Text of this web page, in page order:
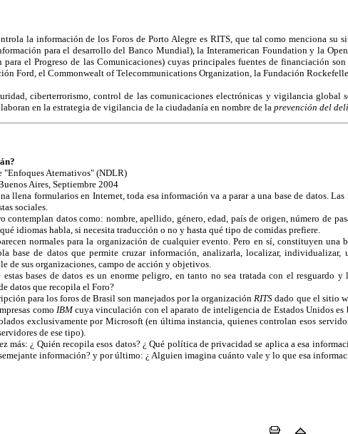
la información de los Foros de Porto Alegre es RITS, que tal como menciona
para el desarrollo del Banco Mundial), la Interamerican Foundation y la
el Progreso de las Comunicaciones) cuyas principales fuentes de financiación
Ford, el Commonwealt of Telecommunications Organization, la Fundación
ciberterrorismo, control de las comunicaciones electrónicas y vigilancia
en la estrategia de vigilancia de la ciudadanía en nombre de la prevención del
"Enfoques Aternativos" (NDLR)
Aires, Septiembre 2004
llena formularios en Internet, toda esa información va a parar a una base de datos.
sociales.
contemplan datos como: nombre, apellido, género, edad, país de origen, número de
idiomas habla, si necesita traducción o no y hasta qué tipo de comidas prefiere.
normales para la organización de cualquier evento. Pero en sí, constituyen
base de datos que permite cruzar información, analizarla, localizar,
de sus organizaciones, campo de acción y objetivos.
estas bases de datos es un enorme peligro, en tanto no sea tratada con el
datos que recopila el Foro?
para los foros de Brasil son manejados por la organizaciónRITSdado que el sitio
como IBMcuya vinculación con el aparato de inteligencia de Estados Unidos
exclusivamente por Microsoft (en última instancia, quienes controlan esos
de ese tipo).
más: ¿ Quién recopila esos datos? ¿ Qué política de privacidad se aplica a esa
información? y por último: ¿ Alguien imagina cuánto vale y lo que esa